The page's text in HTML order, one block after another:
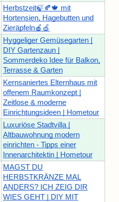
Herbstzeit🍃🍂🍁 mit
Hortensien, Hagebutten und
Zieräpfeln🍎🍏
Hyggeliger Gemüsegarten |
DIY Gartenzaun |
Sommerdeko Idee für Balkon,
Terrasse & Garten
Kernsaniertes Elternhaus mit
offenem Raumkonzept |
Zeitlose & moderne
Einrichtungsideen | Hometour
Luxuriöse Stadtvilla |
Altbauwohnung modern
einrichten - Tipps einer
Innenarchitektin | Hometour
MAGST DU
HERBSTKRÄNZE MAL
ANDERS? ICH ZEIG DIR
WIES GEHT | DIY MIT